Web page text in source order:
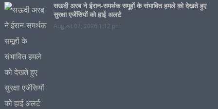
सऊदी अरब ने ईरान-समर्थक समूहों के संभावित हमले को देखते हुए
सुरक्षा एजेंसियों को हाई अलर्ट
August 07, 2026 1:12 pm